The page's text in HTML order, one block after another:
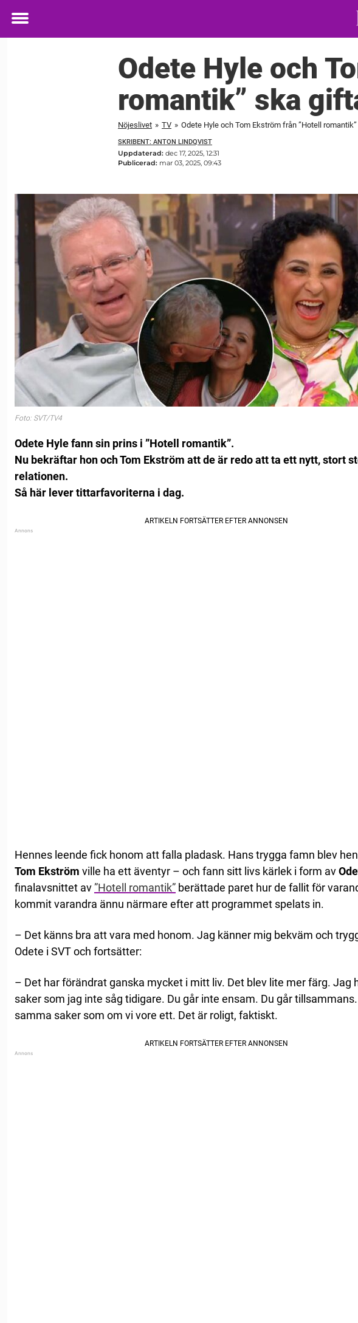
Toggle
Odete Hyle och
romantik” ska
Nöjeslivet » TV » Odete Hyle och Tom Ekström från ”Hotell
SKRIBENT: ANTON LINDQVIST
Uppdaterad: dec 17, 2025, 12:31
Publicerad: mar 03, 2025, 09:43
Foto: SVT/TV4
Odete Hyle fann sin prins i ”Hotell romantik”.
Nu bekräftar hon och Tom Ekström att de är redo att ta ett nytt, stort
relationen.
Så här lever tittarfavoriterna i dag.
Hennes leende fick honom att falla pladask. Hans trygga famn blev
Tom Ekström ville ha ett äventyr – och fann sitt livs kärlek i form av
finalavsnittet av”Hotell romantik” berättade paret hur de fallit för
kommit varandra ännu närmare efter att programmet spelats in.
– Det känns bra att vara med honom. Jag känner mig bekväm och
Odete i SVT och fortsätter:
– Det har förändrat ganska mycket i mitt liv. Det blev lite mer färg. Jag
saker som jag inte såg tidigare. Du går inte ensam. Du går
samma saker som om vi vore ett. Det är roligt, faktiskt.